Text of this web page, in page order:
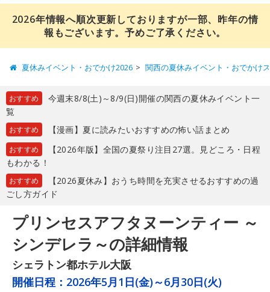
2026年情報へ順次更新しておりますが一部、昨年の情
報もございます。予めご了承ください。
夏休みイベント・おでかけ2026 関西の夏休みイベント・おでかけ
おすすめ
今週末8/8(土)～8/9(日)開催の関西の夏休みイベント一
覧
おすすめ 【漫画】夏に読みたいおすすめの怖い話まとめ
おすすめ
【2026年版】全国の夏祭り注目27選。見どころ・日程
もわかる！
おすすめ
【2026夏休み】おうち時間を充実させるおすすめの過
ごし方ガイド
プリンセスアフタヌーンティー ～
シンデレラ～の詳細情報
シェラトン都ホテル大阪
開催日程： 2026年5月1日(金)～6月30日(火)